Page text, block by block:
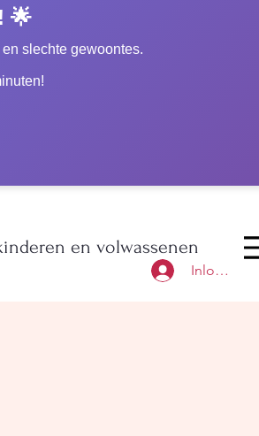
🌟
slechte gewoontes.
en volwassenen
Inloggen